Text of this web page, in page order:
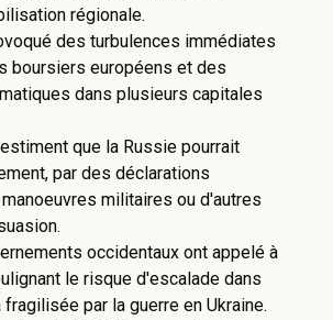
régionale.
des turbulences immédiates
boursiers européens et des
dans plusieurs capitales
que la Russie pourrait
par des déclarations
militaires ou d'autres
occidentaux ont appelé à
le risque d'escalade dans
par la guerre en Ukraine.